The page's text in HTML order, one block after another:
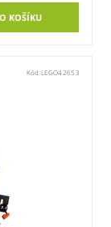
Kód:LEGO42653